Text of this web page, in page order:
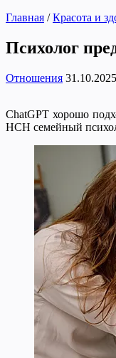
Главная / Красота и
Психолог
Отношения 31.10.2025
ChatGPT хорошо
НСН семейный